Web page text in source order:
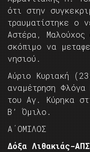
ότι στην
τραυματίστηκε ο
Αστέρα, Μαλούχος
σκόπιμο να
νησιού.
Αύριο Κυριακή
αναμέτρηση
του Αγ. Κύρηκα
Β’ Όμιλο.
Α΄ΟΜΙΛΟΣ
Δόξα Λιθακιάς-